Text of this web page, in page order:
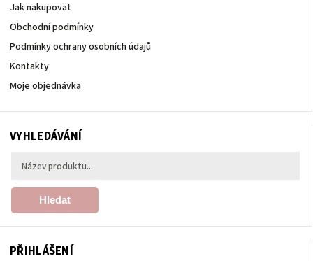
Jak nakupovat
Obchodní podmínky
Podmínky ochrany osobních údajů
Kontakty
Moje objednávka
VYHLEDÁVÁNÍ
Hledat
PŘIHLÁŠENÍ